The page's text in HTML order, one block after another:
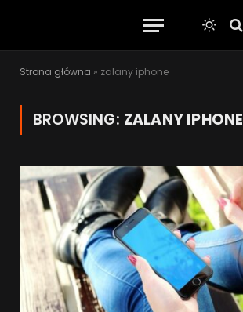
Strona główna » zalany iphone
BROWSING: ZALANY IPHONE